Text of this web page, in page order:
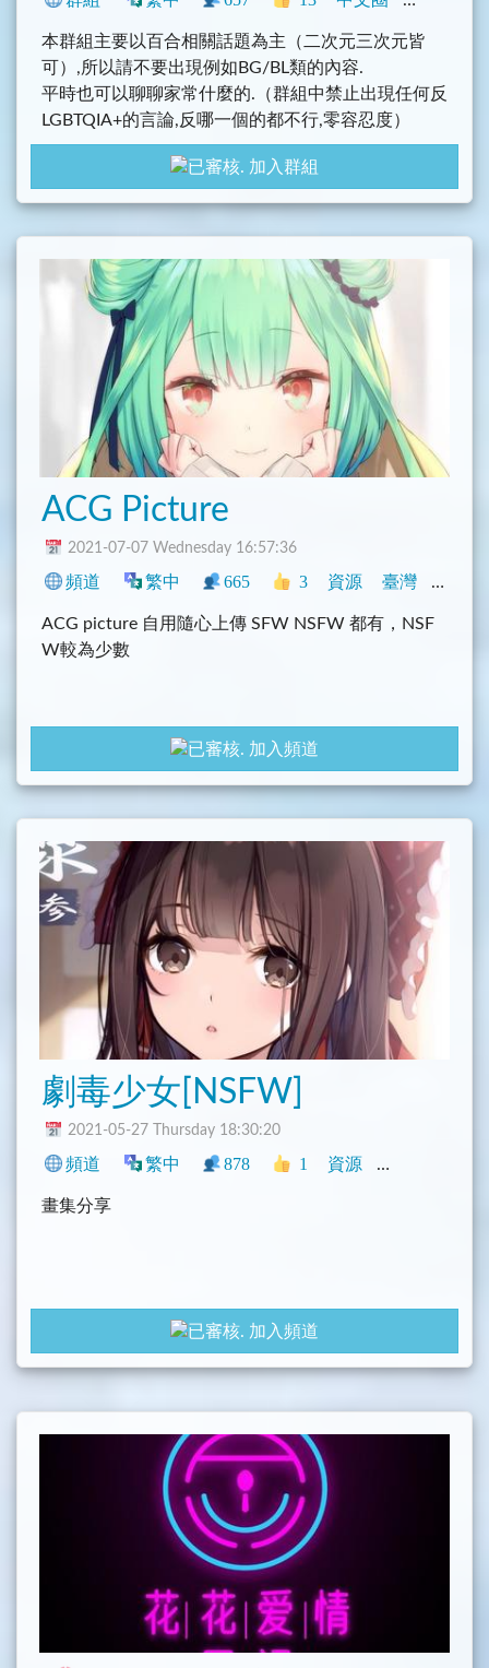
本群組主要以百合相關話題為主（二次元三次元皆
可）,所以請不要出現例如BG/BL類的內容.
平時也可以聊聊家常什麼的.（群組中禁止出現任何反
LGBTQIA+的言論,反哪一個的都不行,零容忍度）
並且我會不定期刪除超過一個月未登錄/上線 帳號的
加入群組
ACG Picture
2021-07-07 Wednesday 16:57:36
頻道 繁中 665 3 資源 臺灣 NSFW
ACG picture 自用隨心上傳 SFW NSFW 都有，NSF
W較為少數
加入頻道
劇毒少女[NSFW]
2021-05-27 Thursday 18:30:20
頻道 繁中 878 1 資源 中文圈
畫集分享
加入頻道